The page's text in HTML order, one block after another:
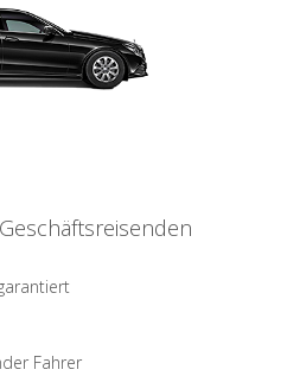
Fahrer